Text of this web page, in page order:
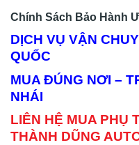
Chính Sách Bảo Hành
DỊCH VỤ VẬN
QUỐC
MUA ĐÚNG NƠI –
NHÁI
LIÊN HỆ MUA PHỤ
THÀNH DŨNG